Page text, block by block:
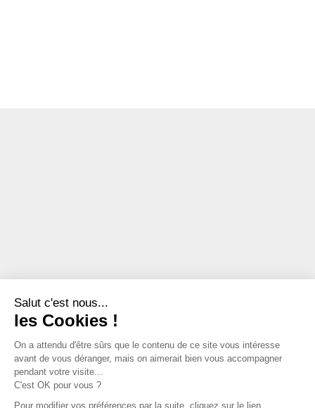
Salut c'est nous...
les Cookies !
On a attendu d'être sûrs que le contenu de ce site vous intéresse
avant de vous déranger, mais on aimerait bien vous accompagner
pendant votre visite...
C'est OK pour vous ?
Pour modifier vos préférences par la suite, cliquez sur le lien